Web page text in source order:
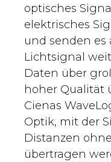
optisches
elektrisches
und senden es
Lichtsignal
Daten über
hoher Qualität
Cienas
Optik, mit der
Distanzen
übertragen